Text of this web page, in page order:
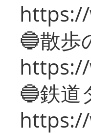
🔵散歩
🔵鉄道